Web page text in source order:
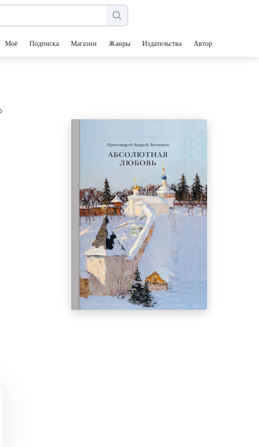
Моё Подписка Магазин Жанры Издательства Авторы